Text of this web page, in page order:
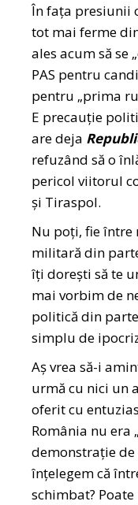
În fața presiunii
tot mai ferme
ales acum să se
PAS pentru
pentru „prima
E precauție
are deja
refuzând să o
pericol viitorul
și Tiraspol.
Nu poți, fie între
militară din
îți dorești să te
mai vorbim de
politică din
simplu de
Aș vrea să-i
urmă cu nici un
oferit cu
România nu era
demonstrație de
înțelegem că
schimbat?